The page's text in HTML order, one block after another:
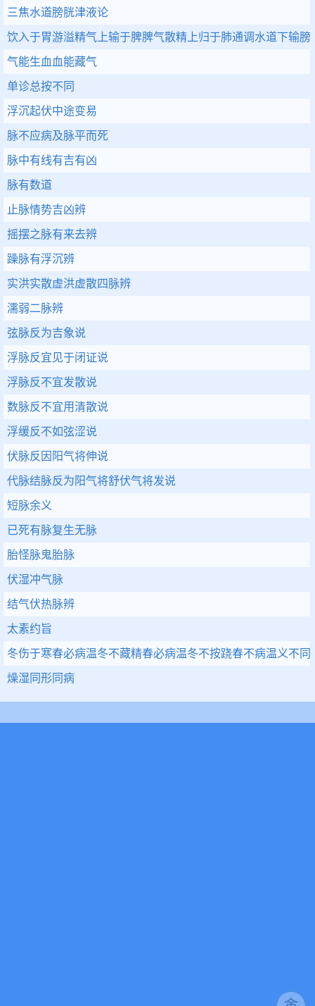
三焦水道膀胱津液论
饮入于胃游溢精气上输于脾脾气散精上归于肺通调水道下输
气能生血血能藏气
单诊总按不同
浮沉起伏中途变易
脉不应病及脉平而死
脉中有线有吉有凶
脉有数道
止脉情势吉凶辨
摇摆之脉有来去辨
躁脉有浮沉辨
实洪实散虚洪虚散四脉辨
濡弱二脉辨
弦脉反为吉象说
浮脉反宜见于闭证说
浮脉反不宜发散说
数脉反不宜用清散说
浮缓反不如弦涩说
伏脉反因阳气将伸说
代脉结脉反为阳气将舒伏气将发说
短脉余义
已死有脉复生无脉
胎怪脉鬼胎脉
伏湿冲气脉
结气伏热脉辨
太素约旨
冬伤于寒春必病温冬不藏精春必病温冬不按跷春不病温义不同
燥湿同形同病